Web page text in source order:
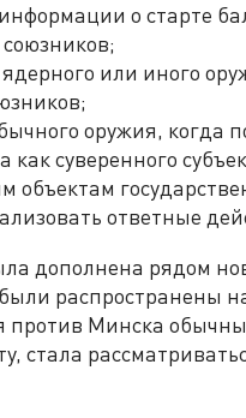
о старте
или иного
оружия, когда
как суверенного
объектам
ответные
дополнена рядом
распространены
против Минска
стала